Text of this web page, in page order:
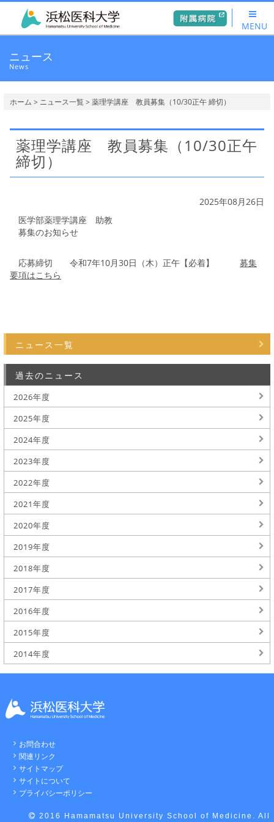
MENU
ニュース
News
ホーム > ニュース一覧> 薬理学講座 教員募集（10/30正午 締切）
薬理学講座 教員募集（10/30正午
締切）
2025年08月26日
医学部薬理学講座 助教
募集のお知らせ
応募締切 令和7年10月30日（木）正午【必着】 募集
要項はこちら
ニュース一覧
過去のニュース
2026年度
2025年度
2024年度
2023年度
2022年度
2021年度
2020年度
2019年度
2018年度
2017年度
2016年度
2015年度
2014年度
お問合わせ
関連リンク
サイトマップ
サイトについて
プライバシーポリシー
2016 Hamamatsu University School of Medicine. All